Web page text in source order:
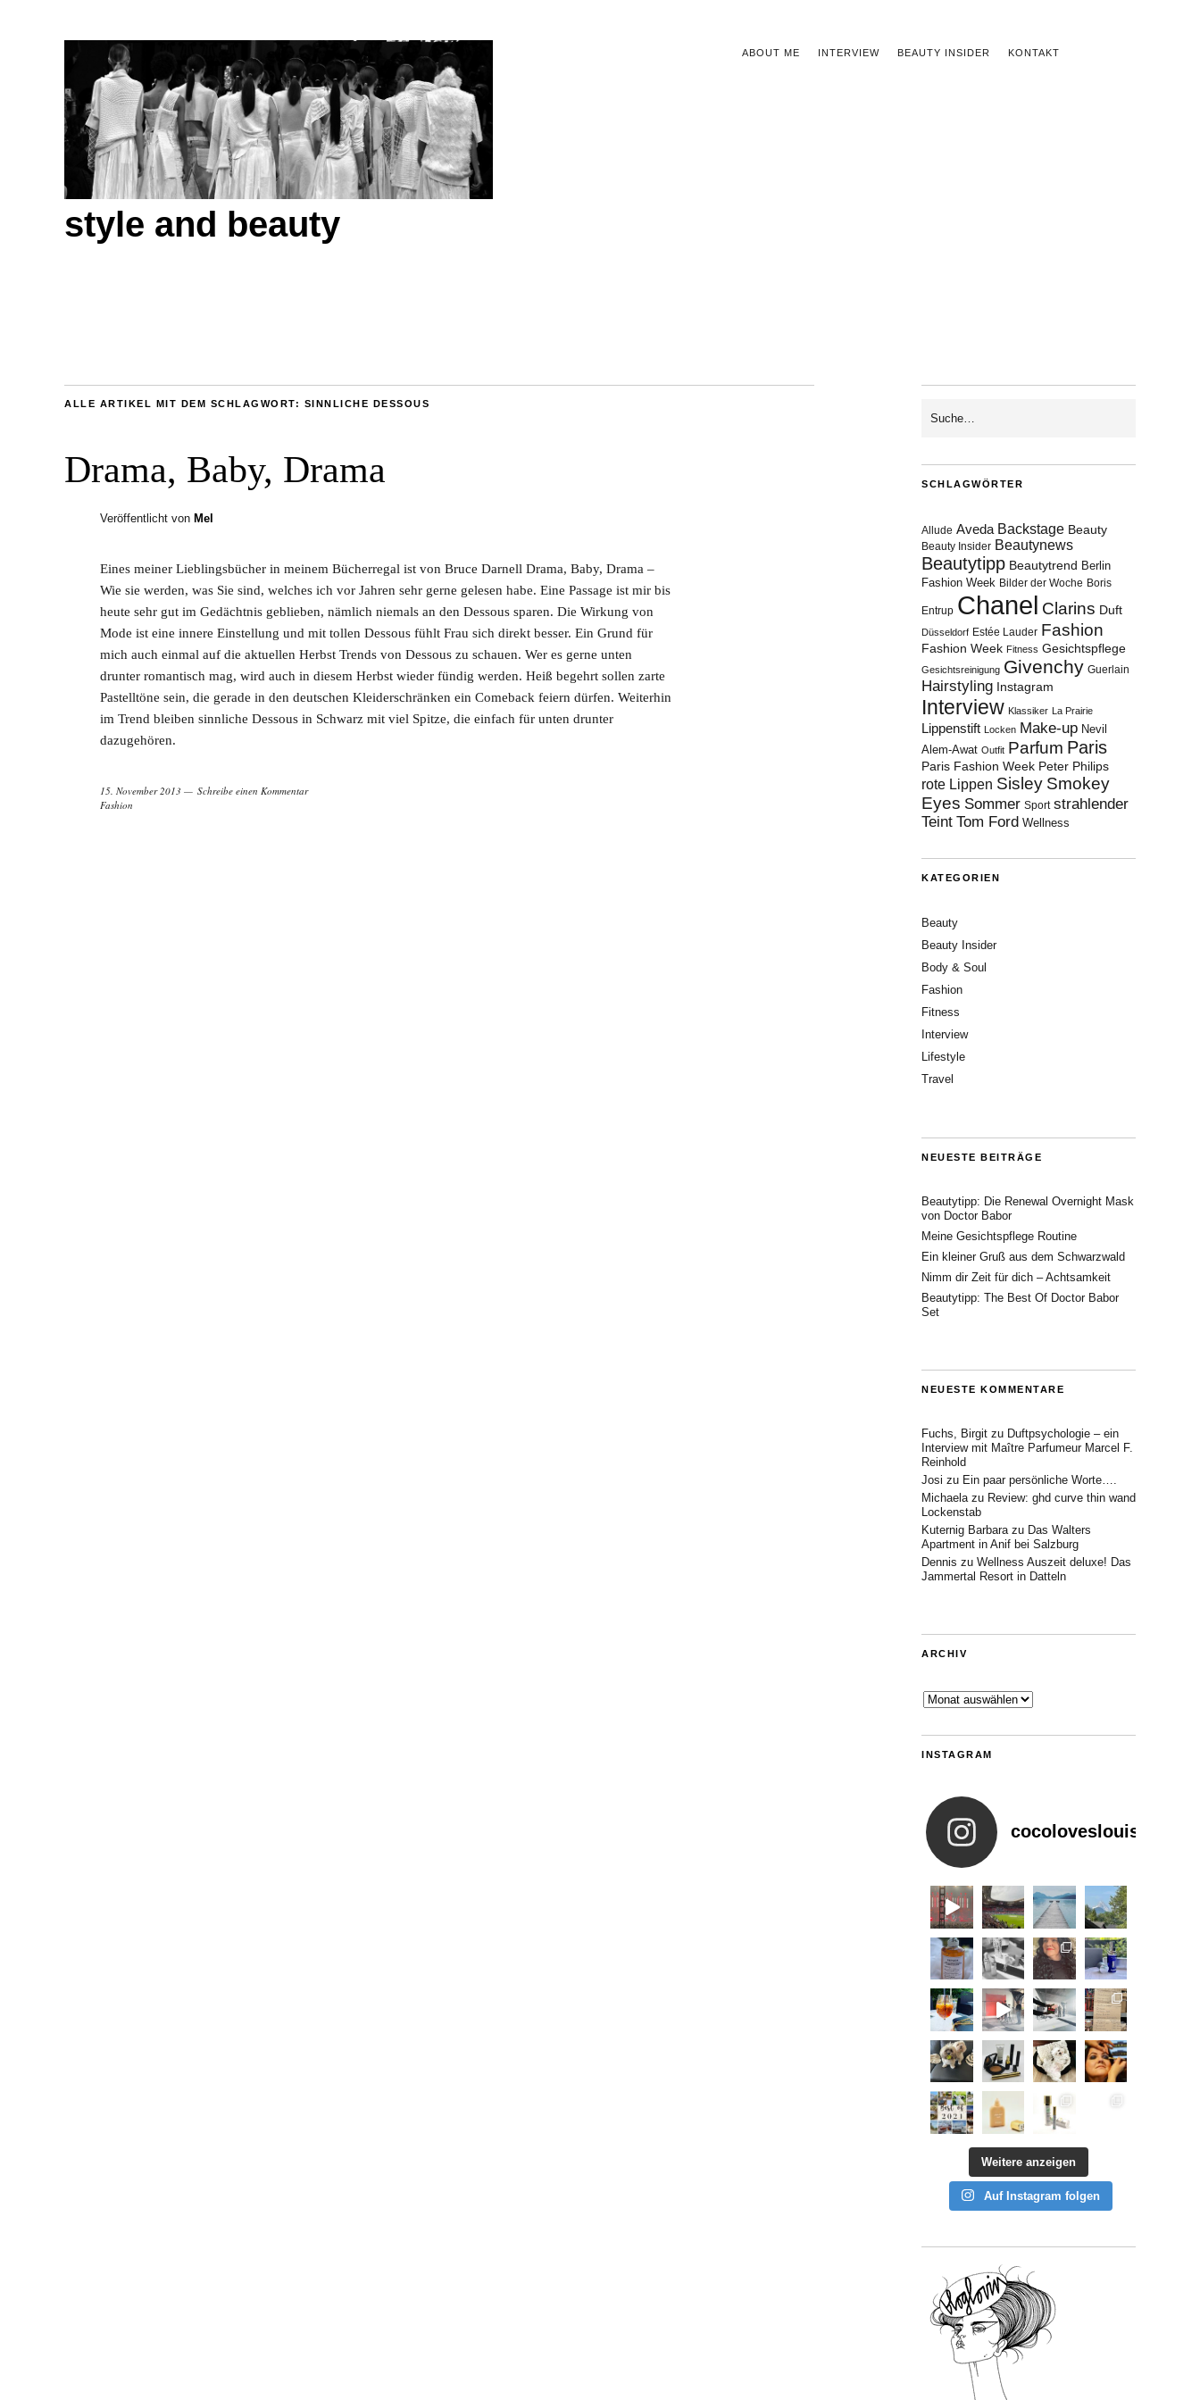
ABOUT ME INTERVIEW BEAUTY INSIDER KONTAKT
style and beauty
ALLE ARTIKEL MIT DEM SCHLAGWORT: SINNLICHE DESSOUS
Drama, Baby, Drama
Veröffentlicht von Mel
Eines meiner Lieblingsbücher in meinem Bücherregal ist von Bruce Darnell Drama, Baby, Drama –
Wie sie werden, was Sie sind, welches ich vor Jahren sehr gerne gelesen habe. Eine Passage ist mir bis
heute sehr gut im Gedächtnis geblieben, nämlich niemals an den Dessous sparen. Die Wirkung von
Mode ist eine innere Einstellung und mit tollen Dessous fühlt Frau sich direkt besser. Ein Grund für
mich auch einmal auf die aktuellen Herbst Trends von Dessous zu schauen. Wer es gerne unten
drunter romantisch mag, wird auch in diesem Herbst wieder fündig werden. Heiß begehrt sollen zarte
Pastelltöne sein, die gerade in den deutschen Kleiderschränken ein Comeback feiern dürfen. Weiterhin
im Trend bleiben sinnliche Dessous in Schwarz mit viel Spitze, die einfach für unten drunter
dazugehören.
15. November 2013
Schreibe einen Kommentar
Fashion
SCHLAGWÖRTER
Allude Aveda Backstage Beauty
Beauty Insider Beautynews
Beautytipp Beautytrend Berlin
Fashion Week Bilder der Woche Boris
Entrup Chanel Clarins Duft
Düsseldorf Estée Lauder Fashion
Fashion Week Fitness Gesichtspflege
Gesichtsreinigung Givenchy Guerlain
Hairstyling Instagram
Interview Klassiker La Prairie
Lippenstift Locken Make-up Nevil
Alem-Awat Outfit Parfum Paris
Paris Fashion Week Peter Philips
rote Lippen Sisley Smokey
Eyes Sommer Sport strahlender
Teint Tom Ford Wellness
KATEGORIEN
Beauty
Beauty Insider
Body & Soul
Fashion
Fitness
Interview
Lifestyle
Travel
NEUESTE BEITRÄGE
Beautytipp: Die Renewal Overnight Mask
von Doctor Babor
Meine Gesichtspflege Routine
Ein kleiner Gruß aus dem Schwarzwald
Nimm dir Zeit für dich – Achtsamkeit
Beautytipp: The Best Of Doctor Babor
Set
NEUESTE KOMMENTARE
Fuchs, Birgit zu Duftpsychologie – ein
Interview mit Maître Parfumeur Marcel F.
Reinhold
Josi zu Ein paar persönliche Worte….
Michaelazu Review: ghd curve thin wand
Lockenstab
Kuternig Barbarazu Das Walters
Apartment in Anif bei Salzburg
Dennis zu Wellness Auszeit deluxe! Das
Jammertal Resort in Datteln
ARCHIV
Archiv
INSTAGRAM
cocoloveslouis
Weitere anzeigen
Auf Instagram folgen